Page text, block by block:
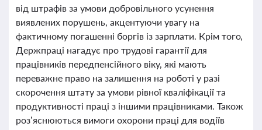
від штрафів за умови добровільного усунення
виявлених порушень, акцентуючи увагу на
фактичному погашенні боргів із зарплати. Крім того,
Держпраці нагадує про трудові гарантії для
працівників передпенсійного віку, які мають
переважне право на залишення на роботі у разі
скорочення штату за умови рівної кваліфікації та
продуктивності праці з іншими працівниками. Також
роз’яснюються вимоги охорони праці для водіїв